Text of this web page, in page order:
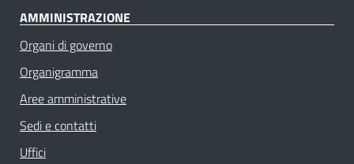
AMMINISTRAZIONE
Organi di governo
Organigramma
Aree amministrative
Sedi e contatti
Uffici